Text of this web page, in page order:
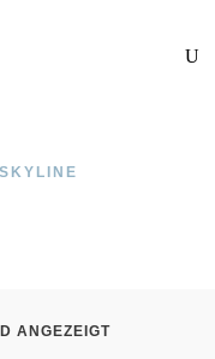
SKYLINE
ANGEZEIGT